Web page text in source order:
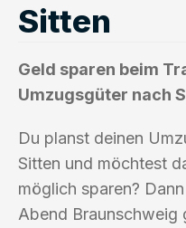
Sitten
Geld sparen beim
Umzugsgüter nach
Du planst deinen
Sitten und möchtest
möglich sparen?
Abend Braunschweig